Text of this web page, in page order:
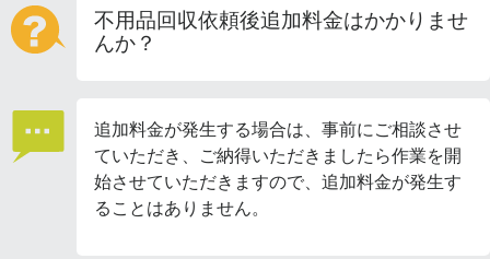
不用品回収依頼後追加料金はかかりませ
んか？
追加料金が発生する場合は、事前にご相談させ
ていただき、ご納得いただきましたら作業を開
始させていただきますので、追加料金が発生す
ることはありません。